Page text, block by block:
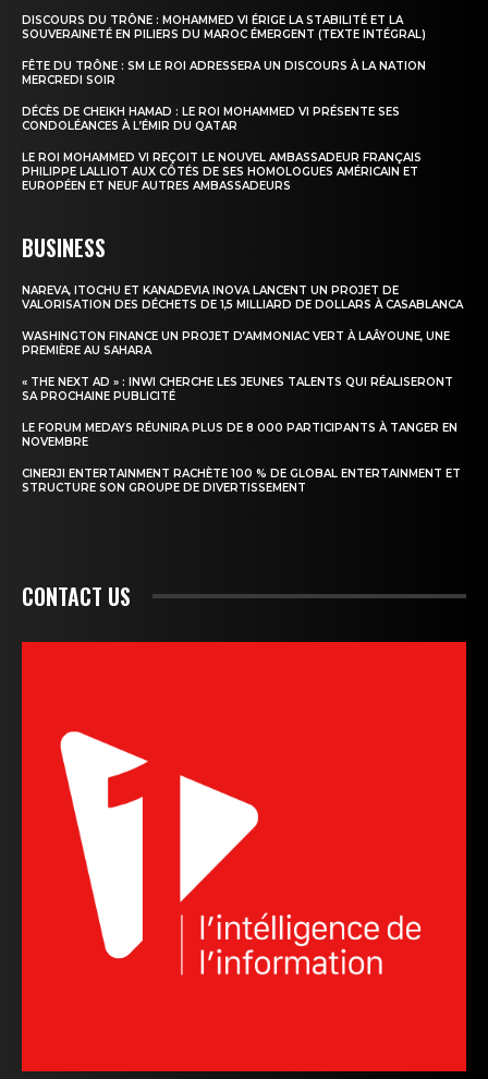
S'ABONNER MAINTENANT
Insight Publications
À propos
Formules d’abonnement
Mon compte
DISCOURS DU TRÔNE : MOHAMMED VI ÉRIGE LA STABILITÉ ET LA
SOUVERAINETÉ EN PILIERS DU MAROC ÉMERGENT (TEXTE INTÉGRAL)
FÊTE DU TRÔNE : SM LE ROI ADRESSERA UN DISCOURS À LA NATION
MERCREDI SOIR
DÉCÈS DE CHEIKH HAMAD : LE ROI MOHAMMED VI PRÉSENTE SES
CONDOLÉANCES À L’ÉMIR DU QATAR
LE ROI MOHAMMED VI REÇOIT LE NOUVEL AMBASSADEUR FRANÇAIS
PHILIPPE LALLIOT AUX CÔTÉS DE SES HOMOLOGUES AMÉRICAIN ET
EUROPÉEN ET NEUF AUTRES AMBASSADEURS
BUSINESS
NAREVA, ITOCHU ET KANADEVIA INOVA LANCENT UN PROJET DE
VALORISATION DES DÉCHETS DE 1,5 MILLIARD DE DOLLARS À CASABLANCA
WASHINGTON FINANCE UN PROJET D’AMMONIAC VERT À LAÂYOUNE, UNE
PREMIÈRE AU SAHARA
« THE NEXT AD » : INWI CHERCHE LES JEUNES TALENTS QUI RÉALISERONT
SA PROCHAINE PUBLICITÉ
LE FORUM MEDAYS RÉUNIRA PLUS DE 8 000 PARTICIPANTS À TANGER EN
NOVEMBRE
CINERJI ENTERTAINMENT RACHÈTE 100 % DE GLOBAL ENTERTAINMENT ET
STRUCTURE SON GROUPE DE DIVERTISSEMENT
CONTACT US